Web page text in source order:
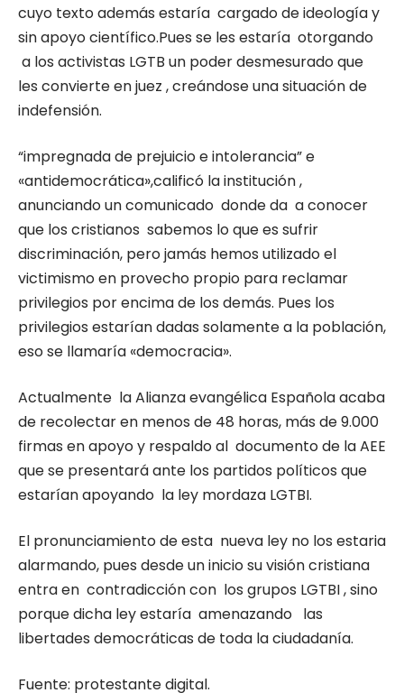
cuyo texto además estaría cargado de ideología y
sin apoyo científico.Pues se les estaría otorgando
a los activistas LGTB un poder desmesurado que
les convierte en juez , creándose una situación de
indefensión.
“impregnada de prejuicio e intolerancia” e
«antidemocrática»,calificó la institución ,
anunciando un comunicado donde da a conocer
que los cristianos sabemos lo que es sufrir
discriminación, pero jamás hemos utilizado el
victimismo en provecho propio para reclamar
privilegios por encima de los demás. Pues los
privilegios estarían dadas solamente a la población,
eso se llamaría «democracia».
Actualmente la Alianza evangélica Española acaba
de recolectar en menos de 48 horas, más de 9.000
firmas en apoyo y respaldo al documento de la AEE
que se presentará ante los partidos políticos que
estarían apoyando la ley mordaza LGTBI.
El pronunciamiento de esta nueva ley no los estaria
alarmando, pues desde un inicio su visión cristiana
entra en contradicción con los grupos LGTBI , sino
porque dicha ley estaría amenazando las
libertades democráticas de toda la ciudadanía.
Fuente: protestante digital.